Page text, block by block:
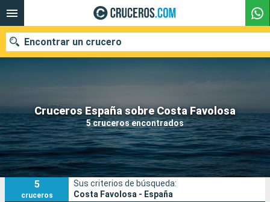
Cruceros España sobre Costa Favolosa
5 cruceros encontrados
Encontrar un crucero
Nuestros destinos
Fecha de salida
Puertos Compañías
Buscar
5
cruceros
Sus criterios de búsqueda:
Costa Favolosa - España